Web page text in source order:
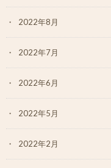
2022年8月
2022年7月
2022年6月
2022年5月
2022年2月